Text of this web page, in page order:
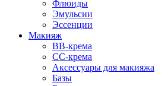
Флюиды
Эмульсии
Эссенции
Макияж
BB-крема
CC-крема
Аксессуары для макияжа
Базы